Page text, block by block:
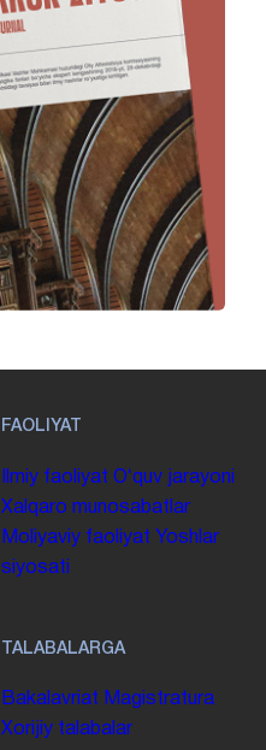
FAOLIYAT
Ilmiy faoliyat Oʻquv jarayoni
Xalqaro munosabatlar
Moliyaviy faoliyat Yoshlar
siyosati
TALABALARGA
Bakalavriat Magistratura
Xorijiy talabalar